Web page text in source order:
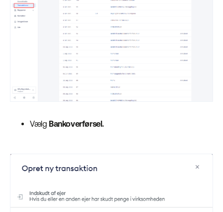
Vælg Bankoverførsel.